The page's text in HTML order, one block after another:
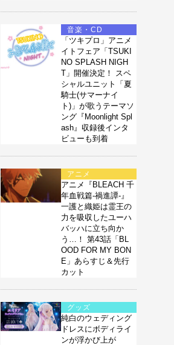
音楽・CD
「ツキプロ」アニメ
イトフェア「TSUKI
NO SPLASH NIGH
T」開催決定！ スペ
シャルユニット「夏
騎士(サマーナイ
ト)」が歌うテーマソ
ング『Moonlight Spl
ash』収録後インタ
ビューも到着
アニメ
アニメ『BLEACH 千
年血戦篇-禍進譚-』
一護と織姫は霊王の
力を吸収したユーハ
バッハに立ち向か
う…！ 第43話「BL
OOD FOR MY BON
E」あらすじ＆先行
カット
グッズ
純白のウェディング
ドレスにボディライ
ンが浮かび上が